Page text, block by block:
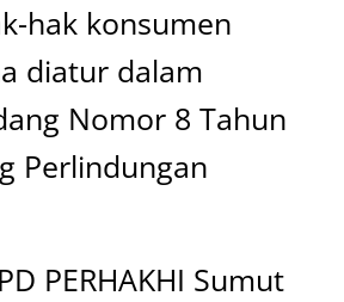
hak konsumen
diatur dalam
Nomor 8 Tahun
Perlindungan
PERHAKHI Sumut